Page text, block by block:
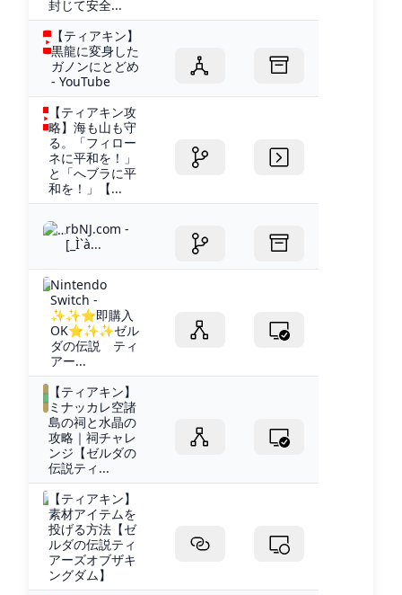
封じて安全...
【ティアキン】
黒龍に変身した
ガノンにとどめ
- YouTube
【ティアキン攻
略】海も山も守
る。「フィロー
ネに平和を！」
と「へブラに平
和を！」【...
rbNJ.com -
[_Ì`à...
Nintendo
Switch -
✨✨⭐即購入
OK⭐✨✨ゼル
ダの伝説 ティ
アー...
【ティアキン】
ミナッカレ空諸
島の祠と水晶の
攻略｜祠チャレ
ンジ【ゼルダの
伝説ティ...
【ティアキン】
素材アイテムを
投げる方法【ゼ
ルダの伝説ティ
アーズオブザキ
ングダム】